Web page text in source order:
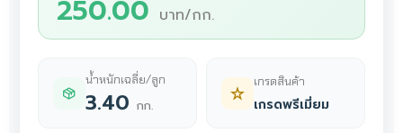
250.00 บาท/กก.
น้ำหนักเฉลี่ย/ลูก
3.40 กก.
เกรดสินค้า
เกรดพรีเมี่ยม